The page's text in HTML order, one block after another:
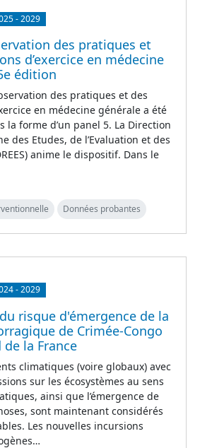
-2029
des pratiques et
d’exercice en médecine
édition
des pratiques et des
en médecine générale a été
la forme d’un panel 5. La Direction
des Etudes, de l’Evaluation et des
anime le dispositif. Dans le
Données probantes
-2029
risque d'émergence de la
de Crimée-Congo
la France
climatiques (voire globaux) avec
sur les écosystèmes au sens
ainsi que l’émergence de
sont maintenant considérés
Les nouvelles incursions